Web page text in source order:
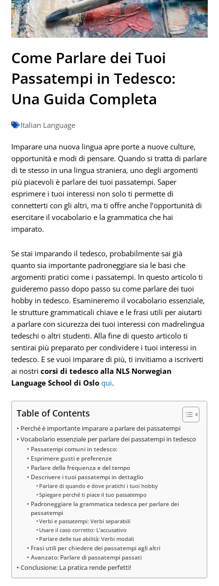
Come Parlare dei Tuoi
Passatempi in Tedesco:
Una Guida Completa
Italian Language
Imparare una nuova lingua apre porte a nuove culture,
opportunità e modi di pensare. Quando si tratta di parlare
di te stesso in una lingua straniera, uno degli argomenti
più piacevoli è parlare dei tuoi passatempi. Saper
esprimere i tuoi interessi non solo ti permette di
connetterti con gli altri, ma ti offre anche l’opportunità di
esercitare il vocabolario e la grammatica che hai
imparato.
Se stai imparando il tedesco, probabilmente sai già
quanto sia importante padroneggiare sia le basi che
argomenti pratici come i passatempi. In questo articolo ti
guideremo passo dopo passo su come parlare dei tuoi
hobby in tedesco. Esamineremo il vocabolario essenziale,
le strutture grammaticali chiave e le frasi utili per aiutarti
a parlare con sicurezza dei tuoi interessi con madrelingua
tedeschi o altri studenti. Alla fine di questo articolo ti
sentirai più preparato per condividere i tuoi interessi in
tedesco. E se vuoi imparare di più, ti invitiamo a iscriverti
ai nostricorsi di tedesco alla NLS Norwegian
Language School di Oslo qui.
Table of Contents
Perché è importante imparare a parlare dei passatempi
Vocabolario essenziale per parlare dei passatempi in tedesco
Passatempi comuni in tedesco:
Esprimere gusti e preferenze
Parlare della frequenza e del tempo
Descrivere i tuoi passatempi in dettaglio
Parlare di quando e dove pratichi i tuoi hobby
Spiegare perché ti piace il tuo passatempo
Padroneggiare la grammatica tedesca per parlare dei
passatempi
Verbi e passatempi: Verbi separabili
Usare il caso corretto: L’accusativo
Parlare delle tue abilità: Verbi modali
Frasi utili per chiedere dei passatempi agli altri
Avanzato: Parlare di passatempi passati
Conclusione: La pratica rende perfetti!